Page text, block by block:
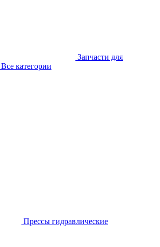
Запчасти для
Все категории
Прессы гидравлические